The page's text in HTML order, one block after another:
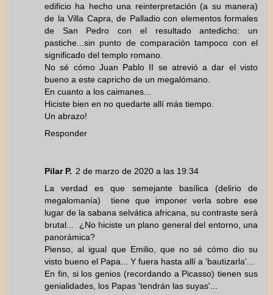
edificio ha hecho una reinterpretación (a su manera)
de la Villa Capra, de Palladio con elementos formales
de San Pedro con el resultado antedicho: un
pastiche...sin punto de comparación tampoco con el
significado del templo romano.
No sé cómo Juan Pablo II se atrevió a dar el visto
bueno a este capricho de un megalómano.
En cuanto a los caimanes...
Hiciste bien en no quedarte allí más tiempo.
Un abrazo!
Responder
Pilar P. 2 de marzo de 2020 a las 19:34
La verdad es que semejante basílica (delirio de
megalomanía) tiene que imponer verla sobre ese
lugar de la sabana selvática africana, su contraste será
brutal... ¿No hiciste un plano general del entorno, una
panorámica?
Pienso, al igual que Emilio, que no sé cómo dio su
visto bueno el Papa... Y fuera hasta allí a 'bautizarla'...
En fin, si los genios (recordando a Picasso) tienen sus
genialidades, los Papas 'tendrán las suyas'...